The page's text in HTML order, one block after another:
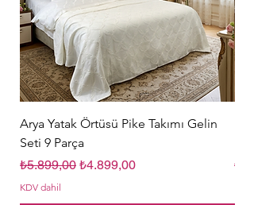
Arya Yatak Örtüsü Pike Takımı Gelin
Seti 9 Parça
Normal Fiyat
₺5.899,00 İndirimli Fiyat
₺4.899,00
KDV dahil